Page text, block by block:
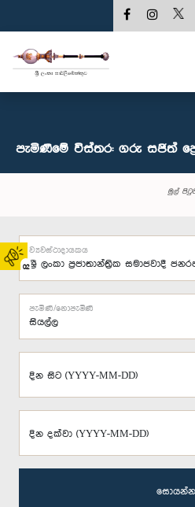
02
පැමිණීමේ විස්තර: ගරු සජිත්
මුල්
ව්‍යවස්ථාදායකය
පැමිණි/නොපැමිණි
දින සිට (YYYY-MM-DD)
දින දක්වා (YYYY-MM-DD)
සොයන්න